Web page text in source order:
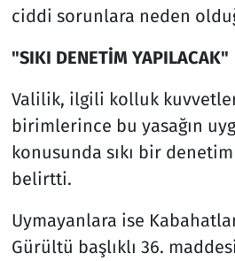
ciddi sorunlara neden
"SIKI DENETİM YAPILACAK"
Valilik, ilgili kolluk
birimlerince bu yasağın
konusunda sıkı bir denetim
belirtti.
Uymayanlara ise
Gürültü başlıklı 36.